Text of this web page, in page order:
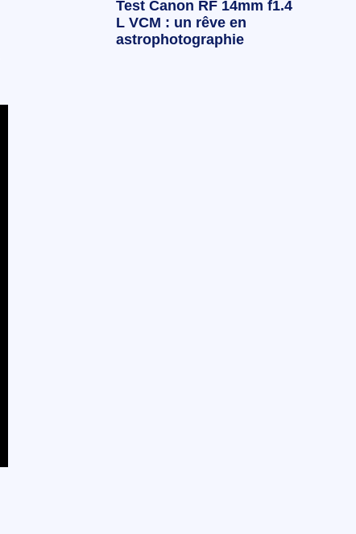
Test Canon RF 14mm f1.4
L VCM : un rêve en
astrophotographie